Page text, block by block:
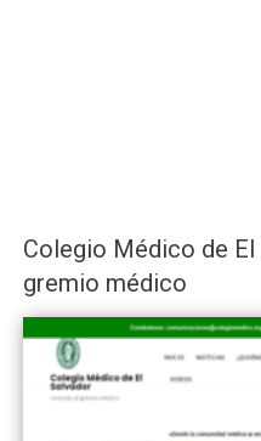
Colegio Médico de El
gremio médico